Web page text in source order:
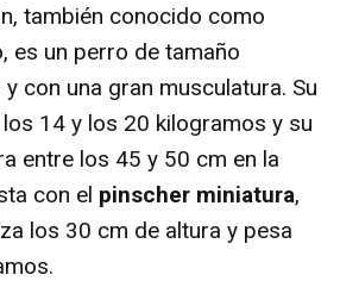
también conocido como
es un perro de tamaño
con una gran musculatura. Su
14 y los 20 kilogramos y su
entre los 45 y 50 cm en la
con el pinscher miniatura,
los 30 cm de altura y pesa